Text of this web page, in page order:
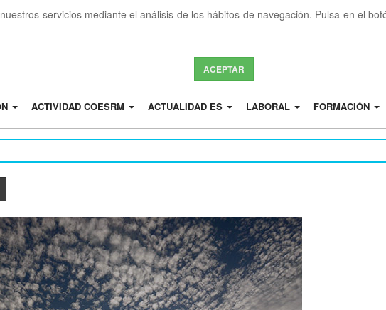
servicios mediante el análisis de los hábitos de navegación. Pulsa en el
ACEPTAR
ACTIVIDAD COESRM ACTUALIDAD ES LABORAL FORMACIÓN